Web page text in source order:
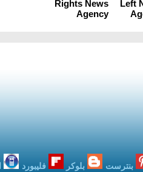
بنترست بلوكر فليبورد